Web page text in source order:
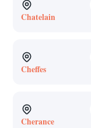
Chatelain
Cheffes
Cherance